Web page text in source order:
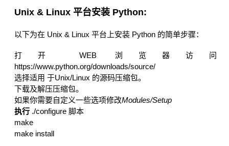
Unix & Linux 平台安装 Python:
以下为在 Unix & Linux 平台上安装 Python 的简单步骤：
打开 WEB 浏览器访问
https://www.python.org/downloads/source/
选择适用 于Unix/Linux 的源码压缩包。
下载及解压压缩包。
如果你需要自定义一些选项修改Modules/Setup
执行 ./configure 脚本
make
make install